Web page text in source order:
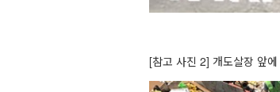
[참고 사진 2] 개도살장 앞